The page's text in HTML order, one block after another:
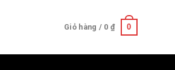
Giỏ hàng / 0 ₫ 0